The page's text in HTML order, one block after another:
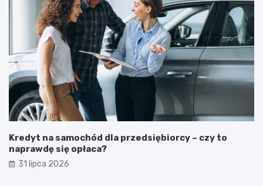
Kredyt na samochód dla przedsiębiorcy – czy to
naprawdę się opłaca?
31 lipca 2026